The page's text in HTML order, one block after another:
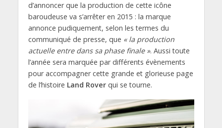
d’annoncer que la production de cette icône
baroudeuse va s’arrêter en 2015 : la marque
annonce pudiquement, selon les termes du
communiqué de presse, que « la production
actuelle entre dans sa phase finale ». Aussi toute
l’année sera marquée par différents évènements
pour accompagner cette grande et glorieuse page
de l’histoire Land Roverqui se tourne.